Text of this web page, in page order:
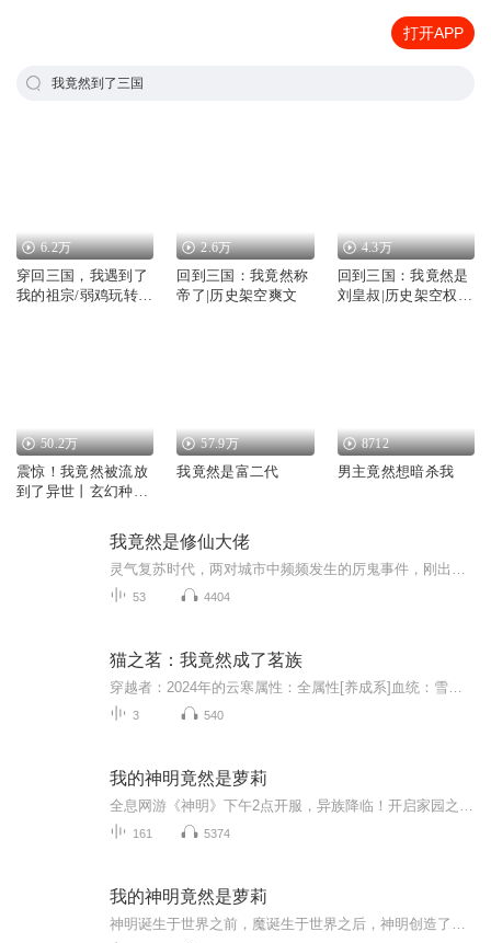
打开APP
我竟然到了三国
6.2万
穿回三国，我遇到了
我的祖宗/弱鸡玩转三
2.6万
回到三国：我竟然称
帝了|历史架空爽文
4.3万
回到三国：我竟然是
刘皇叔|历史架空权谋
50.2万
震惊！我竟然被流放
到了异世丨玄幻种田
57.9万
我竟然是富二代
8712
男主竟然想暗杀我
我竟然是修仙大佬
53 4404
猫之茗：我竟然成了茗族
3 540
我的神明竟然是萝莉
161 5374
我的神明竟然是萝莉